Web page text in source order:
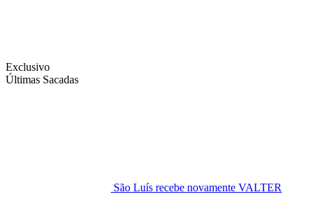
Exclusivo
Últimas Sacadas
São Luís recebe novamente VALTER